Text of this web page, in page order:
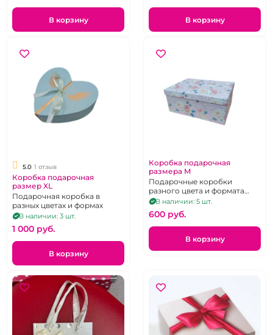
В корзину В корзину
5.0 1 отзыв
Коробка подарочная
размер XL
Подарочная коробка в
разных цветах и формах
В наличии: 3 шт.
1 000 pуб.
В корзину
Коробка подарочная
размера M
Подарочные коробки
разного цвета и формата
размера M
В наличии: 5 шт.
600 pуб.
В корзину